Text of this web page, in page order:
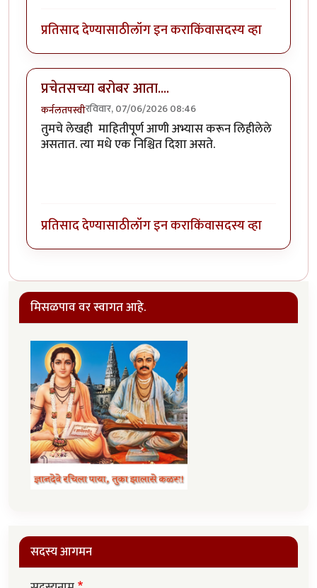
प्रतिसाद देण्यासाठीलॉग इन कराकिंवासदस्य व्हा
प्रचेतसच्या बरोबर आता....
कर्नलतपस्वीरविवार, 07/06/2026 08:46
तुमचे लेखही माहितीपूर्ण आणी अभ्यास करून लिहीलेले
असतात. त्या मधे एक निश्चित दिशा असते.
प्रतिसाद देण्यासाठीलॉग इन कराकिंवासदस्य व्हा
मिसळपाव वर स्वागत आहे.
सदस्य आगमन